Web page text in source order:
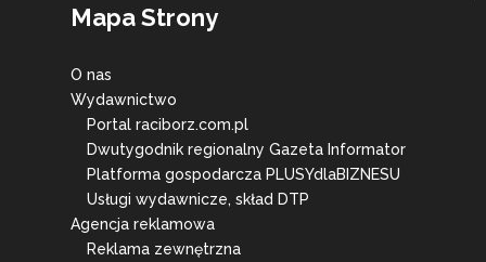
Mapa Strony
O nas
Wydawnictwo
Portal raciborz.com.pl
Dwutygodnik regionalny Gazeta Informator
Platforma gospodarcza PLUSYdlaBIZNESU
Usługi wydawnicze, skład DTP
Agencja reklamowa
Reklama zewnętrzna